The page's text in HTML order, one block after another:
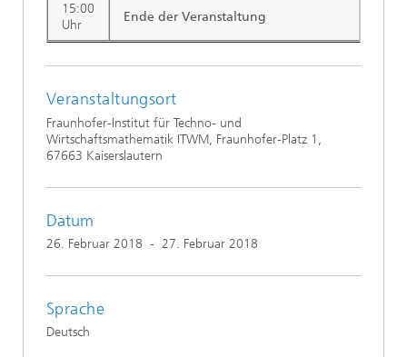
15:00
Uhr
Ende der Veranstaltung
Veranstaltungsort
Fraunhofer-Institut für Techno- und
Wirtschaftsmathematik ITWM, Fraunhofer-Platz 1,
67663 Kaiserslautern
Datum
26. Februar 2018 - 27. Februar 2018
Sprache
Deutsch